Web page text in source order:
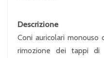
Descrizione
Coni auricolari
rimozione dei tappi di